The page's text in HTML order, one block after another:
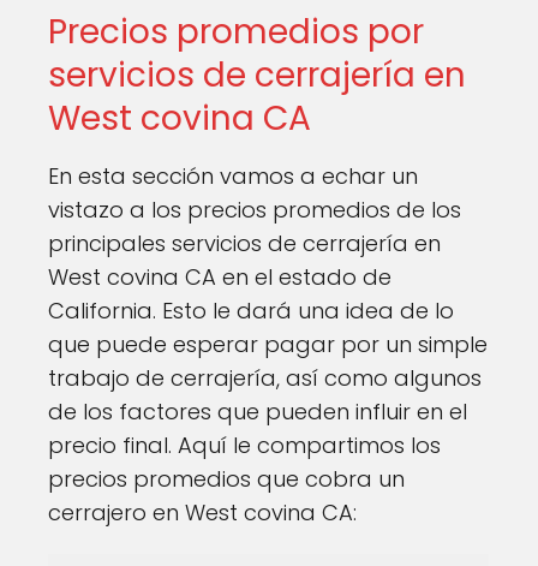
Precios promedios por
servicios de cerrajería en
West covina CA
En esta sección vamos a echar un
vistazo a los precios promedios de los
principales servicios de cerrajería en
West covina CA en el estado de
California. Esto le dará una idea de lo
que puede esperar pagar por un simple
trabajo de cerrajería, así como algunos
de los factores que pueden influir en el
precio final. Aquí le compartimos los
precios promedios que cobra un
cerrajero en West covina CA: